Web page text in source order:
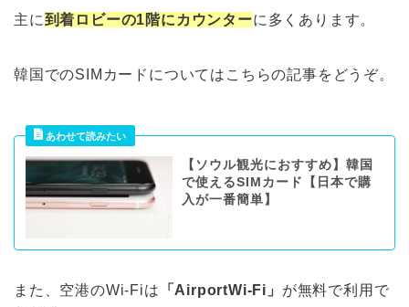
主に到着ロビーの1階にカウンターに多くあります。
韓国でのSIMカードについてはこちらの記事をどうぞ。
【ソウル観光におすすめ】韓国
で使えるSIMカード【日本で購
入が一番簡単】
また、空港のWi-Fiは 「AirportWi-Fi」 が無料で利用で